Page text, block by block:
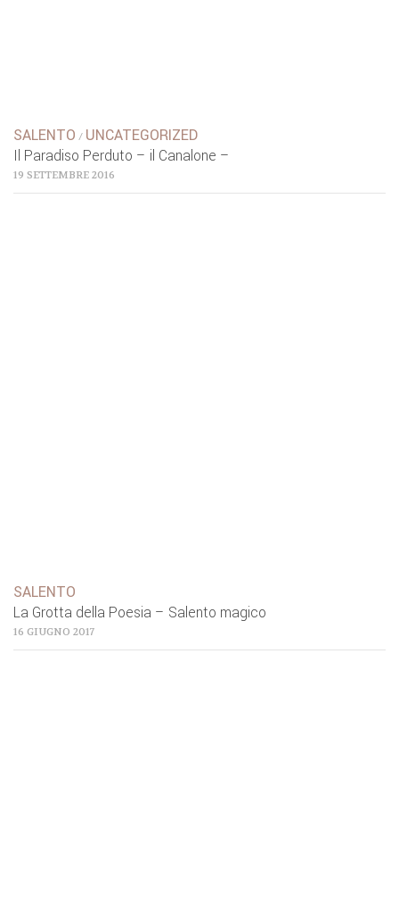
SALENTO / UNCATEGORIZED
Il Paradiso Perduto – il Canalone –
19 SETTEMBRE 2016
SALENTO
La Grotta della Poesia – Salento magico
16 GIUGNO 2017